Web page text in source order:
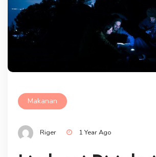
Makanan
Riger 1 Year Ago